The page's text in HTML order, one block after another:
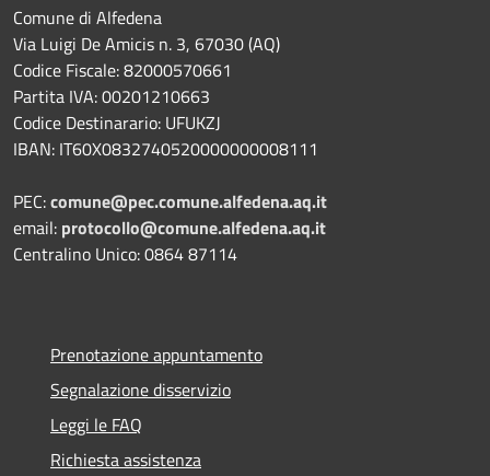
Comune di Alfedena
Via Luigi De Amicis n. 3, 67030 (AQ)
Codice Fiscale: 82000570661
Partita IVA: 00201210663
Codice Destinarario: UFUKZJ
IBAN: IT60X0832740520000000008111
PEC:comune@pec.comune.alfedena.aq.it
email: protocollo@comune.alfedena.aq.it
Centralino Unico: 0864 87114
Prenotazione appuntamento
Segnalazione disservizio
Leggi le FAQ
Richiesta assistenza